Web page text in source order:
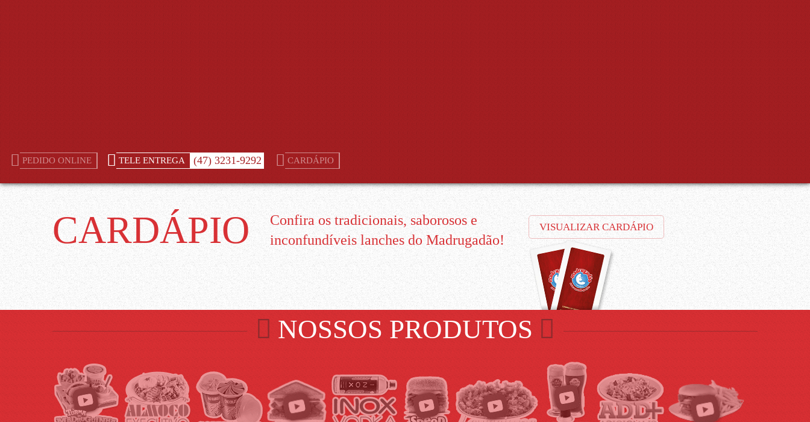
PEDIDO ONLINE TELE ENTREGA (47) 3231-9292 CARDÁPIO
CARDÁPIO
Confira os tradicionais, saborosos e
inconfundíveis lanches do Madrugadão!
VISUALIZAR CARDÁPIO
NOSSOS PRODUTOS